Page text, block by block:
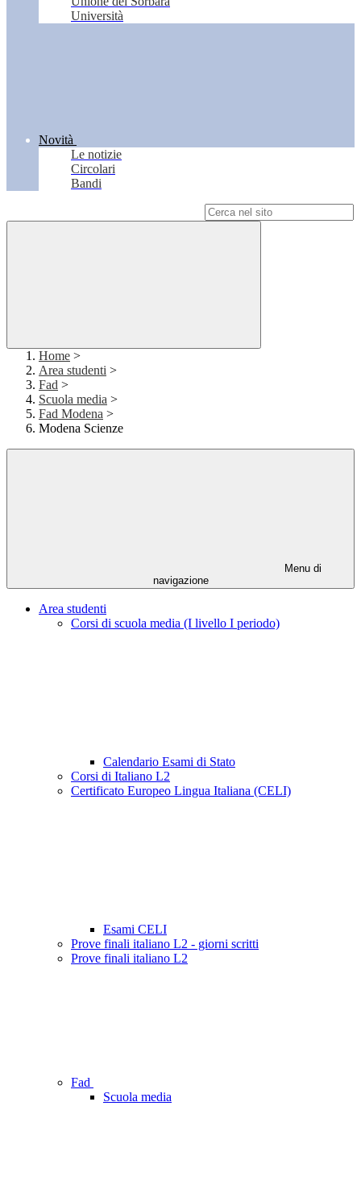
Università
Novità
Le notizie
Circolari
Bandi
Home >
Area studenti >
Fad >
Scuola media >
Fad Modena >
Modena Scienze
Menu di
navigazione
Area studenti
Corsi di scuola media (I livello I periodo)
Calendario Esami di Stato
Corsi di Italiano L2
Certificato Europeo Lingua Italiana (CELI)
Esami CELI
Prove finali italiano L2 - giorni scritti
Prove finali italiano L2
Fad
Scuola media